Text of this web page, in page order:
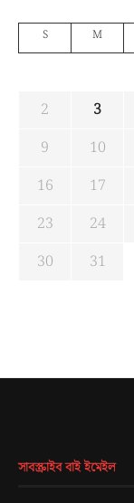
S M
2
3
9
10
16
17
23
24
30
31
সাবস্ক্রাইব বাই ইমেইল